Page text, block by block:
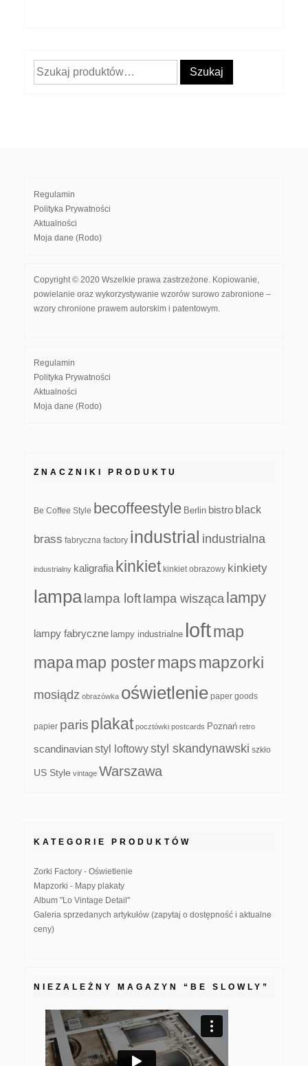
Szukaj: Szukaj
Regulamin
Polityka Prywatności
Aktualności
Moja dane (Rodo)
Copyright © 2020 Wszelkie prawa zastrzeżone. Kopiowanie,
powielanie oraz wykorzystywanie wzorów surowo zabronione –
wzory chronione prawem autorskim i patentowym.
Regulamin
Polityka Prywatności
Aktualności
Moja dane (Rodo)
ZNACZNIKI PRODUKTU
Be Coffee Style becoffeestyle Berlin bistro black
brass fabryczna factory industrial industrialna
industrialny kaligrafia kinkiet kinkiet obrazowy kinkiety
lampa lampa loft lampa wisząca lampy
lampy fabryczne lampy industrialne loftmap
mapamap postermapsmapzorki
mosiądz obrazówka oświetlenie paper goods
papier paris plakat pocztówki postcards Poznań retro
scandinavianstyl loftowystyl skandynawski szkło
US Style vintage Warszawa
KATEGORIE PRODUKTÓW
Zorki Factory - Oświetlenie
Mapzorki - Mapy plakaty
Album "Lo Vintage Detail"
Galeria sprzedanych artykułów (zapytaj o dostępność i aktualne
ceny)
NIEZALEŻNY MAGAZYN “BE SLOWLY”